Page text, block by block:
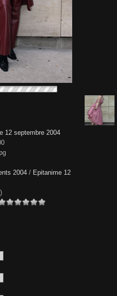
12 septembre 2004
2004/ Epitanime 12